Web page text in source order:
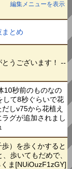
編集メニューを表示
まとめ
うございます！ --
10秒前のものなの
して8秒ぐらいで花
しv75から花植え
グが追加されまし
）を歩くかすると
歩いてもだめで、
ま[NUiOuzF1zGY]